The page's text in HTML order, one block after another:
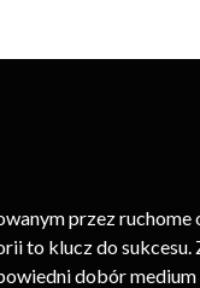
przez ruchome
to klucz do sukcesu.
dobór